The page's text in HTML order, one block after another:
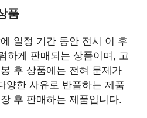
품
일정 기간 동안 전시 이 후
하게 판매되는 상품이며, 고
후 상품에는 전혀 문제가
양한 사유로 반품하는 제품
후 판매하는 제품입니다.